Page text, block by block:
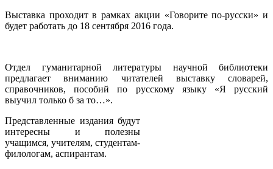
Выставка проходит в рамках акции «Говорите по-русски» и
будет работать до 18 сентября 2016 года.
Отдел гуманитарной литературы научной библиотеки
предлагает вниманию читателей выставку словарей,
справочников, пособий по русскому языку «Я русский
выучил только б за то…».
Представленные издания будут
интересны и полезны
учащимся, учителям, студентам-
филологам, аспирантам.